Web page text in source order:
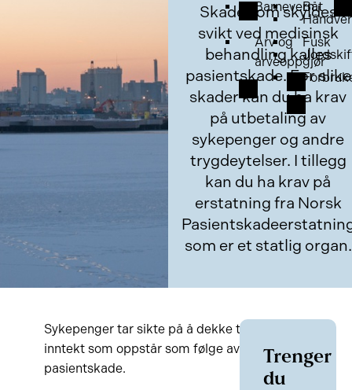
Barnevern
Arv og
arveoppgjør
Båt
Fusk
Skade som skyldes
svikt ved medisinsk
behandling kalles
pasientskade. For slike
skader kan du ha krav
på utbetaling av
sykepenger og andre
trygdeytelser. I tillegg
kan du ha krav på
erstatning fra Norsk
som er et statlig organ.
Sykepenger tar sikte på å dekke tapt
inntekt som oppstår som følge av
pasientskade.
Trenger
du